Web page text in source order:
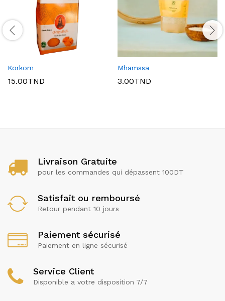
Korkom
15.00TND
Mhamssa
3.00TND
Livraison Gratuite
pour les commandes qui dépassent 100DT
Satisfait ou remboursé
Retour pendant 10 jours
Paiement sécurisé
Paiement en ligne sécurisé
Service Client
Disponible a votre disposition 7/7